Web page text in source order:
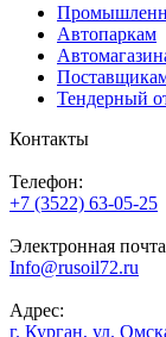
Автопаркам
Тендерный
Контакты
Телефон:
+7 (3522) 63-05-25
Электронная
Info@rusoil72.ru
Адрес:
г. Курган, ул.